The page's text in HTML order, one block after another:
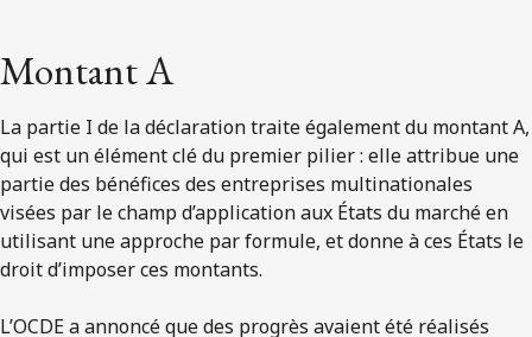
Montant A
La partie I de la déclaration traite également du montant A,
qui est un élément clé du premier pilier : elle attribue une
partie des bénéfices des entreprises multinationales
visées par le champ d’application aux États du marché en
utilisant une approche par formule, et donne à ces États le
droit d’imposer ces montants.
L’OCDE a annoncé que des progrès avaient été réalisés